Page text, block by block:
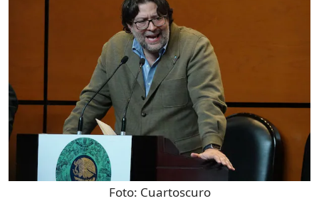
Foto: Cuartoscuro